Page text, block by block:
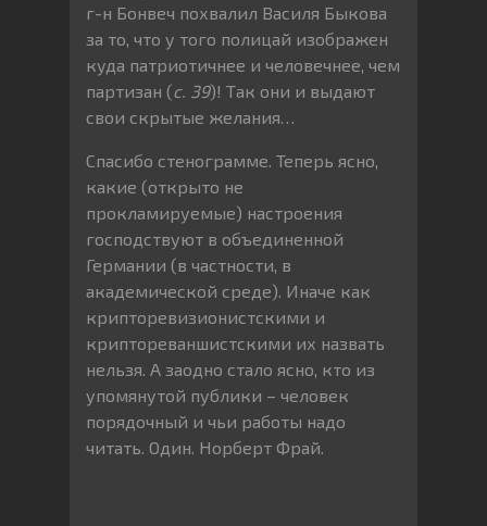
г-н Бонвеч похвалил Василя Быкова
за то, что у того полицай изображен
куда патриотичнее и человечнее, чем
партизан (с. 39)! Так они и выдают
свои скрытые желания…
Спасибо стенограмме. Теперь ясно,
какие (открыто не
прокламируемые) настроения
господствуют в объединенной
Германии (в частности, в
академической среде). Иначе как
крипторевизионистскими и
криптореваншистскими их назвать
нельзя. А заодно стало ясно, кто из
упомянутой публики – человек
порядочный и чьи работы надо
читать. Один. Норберт Фрай.